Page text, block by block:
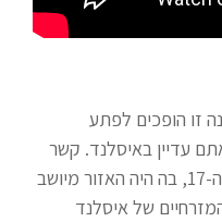
זו הופכים לפתע
עדיין באיסלנד. קשר
צרפתי זה מחזיר אותנו עד למאה ה-17, בה היה האזור מיושב
של איסלנד